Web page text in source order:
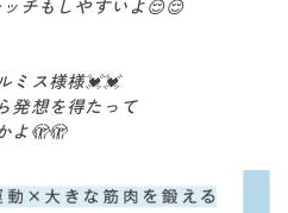
チもしやすいよ😌😌
ミス様様💓💓
発想を得たって
よ🫣🫣